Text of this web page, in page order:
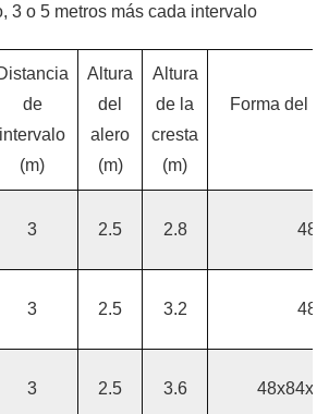
3 o 5 metros más cada intervalo
de
intervalo
(m)
Altura
del
alero
(m)
Altura
de la
cresta
(m)
Forma del
3 2.5 2.8
3 2.5 3.2
3 2.5 3.6